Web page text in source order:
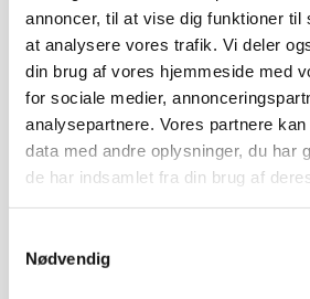
annoncer, til at vise dig funktioner til
at analysere vores trafik. Vi deler
din brug af vores hjemmeside med
for sociale medier,
analysepartnere. Vores partnere
data med andre oplysninger, du har
de har indsamlet fra din brug af
Nødvendig
morgen
Hvis du vil have dit fodfæste
hvis du vil forstå, HVORFOR
relation…
hvis du vil stoppe med at tro,
problemet…
Deltagere kalder